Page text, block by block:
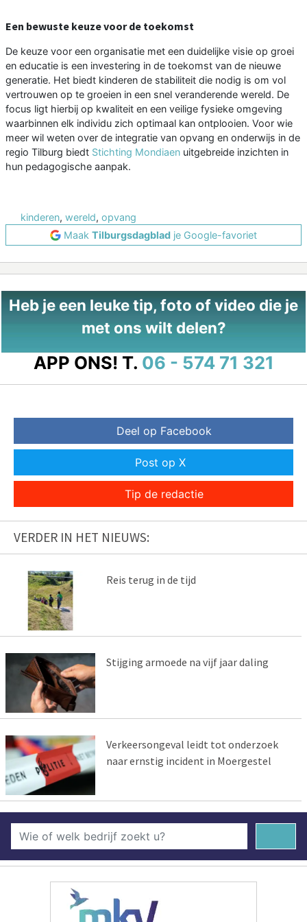
Een bewuste keuze voor de toekomst
De keuze voor een organisatie met een duidelijke visie op groei
en educatie is een investering in de toekomst van de nieuwe
generatie. Het biedt kinderen de stabiliteit die nodig is om vol
vertrouwen op te groeien in een snel veranderende wereld. De
focus ligt hierbij op kwaliteit en een veilige fysieke omgeving
waarbinnen elk individu zich optimaal kan ontplooien. Voor wie
meer wil weten over de integratie van opvang en onderwijs in de
regio Tilburg biedt Stichting Mondiaen uitgebreide inzichten in
hun pedagogische aanpak.
kinderen, wereld, opvang
Maak Tilburgsdagblad je Google-favoriet
Heb je een leuke tip, foto of video die je
met ons wilt delen?
APP ONS! T. 06 - 574 71 321
Deel op Facebook
Post op X
Tip de redactie
VERDER IN HET NIEUWS:
Reis terug in de tijd
Stijging armoede na vijf jaar daling
Verkeersongeval leidt tot onderzoek
naar ernstig incident in Moergestel